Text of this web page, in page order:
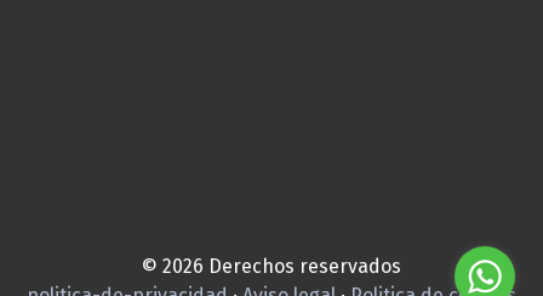
© 2026 Derechos reservados